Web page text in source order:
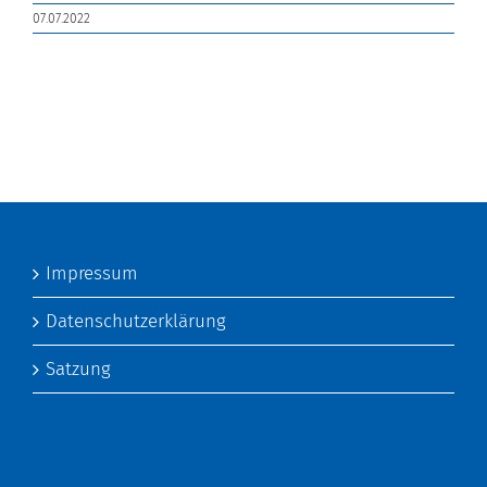
07.07.2022
Impressum
Datenschutzerklärung
Satzung